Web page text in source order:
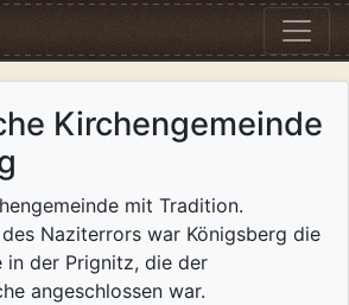
Kirchengemeinde
mit Tradition.
Naziterrors war Königsberg die
in der Prignitz, die der
angeschlossen war.